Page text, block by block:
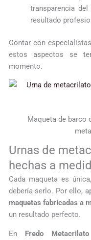
transparencia
resultado
Contar con
estos aspectos se
momento.
Maqueta de barco
Urnas de
hechas a
Cada maqueta es
debería serlo. Por ello,
maquetas fabricadas a
un resultado perfecto.
En Fredo